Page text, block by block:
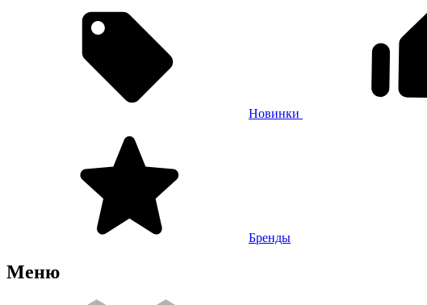
Новинки
Бренды
Меню